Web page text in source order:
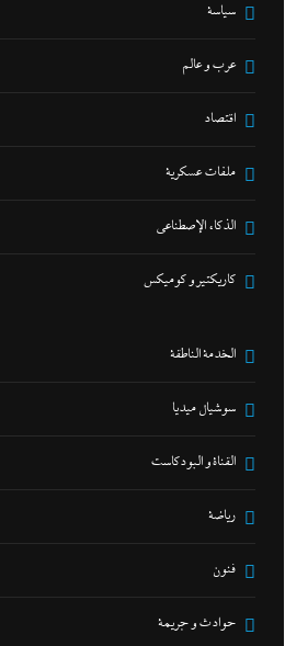
سياسة
عرب و عالم
اقتصاد
ملفات عسكرية
الذكاء الإصطناعي
كاريكتير و كوميكس
الخدمة الناطقة
سوشيال ميديا
القناة و البودكاست
رياضة
فنون
حوادث و جريمة